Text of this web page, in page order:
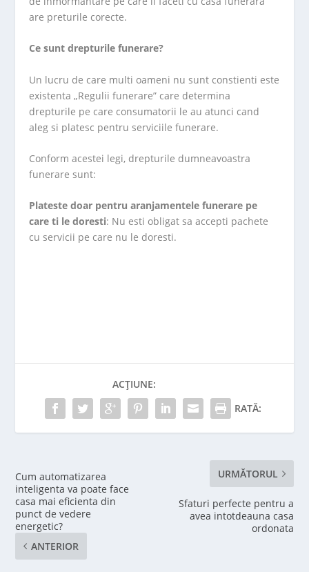
are preturile corecte.
Ce sunt drepturile funerare?
Un lucru de care multi oameni nu sunt constienti este
existenta „Regulii funerare” care determina
drepturile pe care consumatorii le au atunci cand
aleg si platesc pentru serviciile funerare.
Conform acestei legi, drepturile dumneavoastra
funerare sunt:
Plateste doar pentru aranjamentele funerare pe
care ti le doresti: Nu esti obligat sa accepti pachete
cu servicii pe care nu le doresti.
ACȚIUNE:
RATĂ:
Cum automatizarea
inteligenta va poate face
casa mai eficienta din
punct de vedere
energetic?
ANTERIOR
URMĂTORUL
Sfaturi perfecte pentru a
avea intotdeauna casa
ordonata